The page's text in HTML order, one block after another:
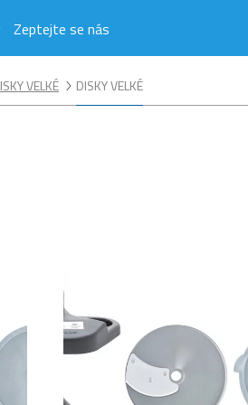
Zeptejte se nás
VELKÉ DISKY VELKÉ